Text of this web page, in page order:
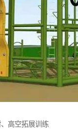
高空拓展训练